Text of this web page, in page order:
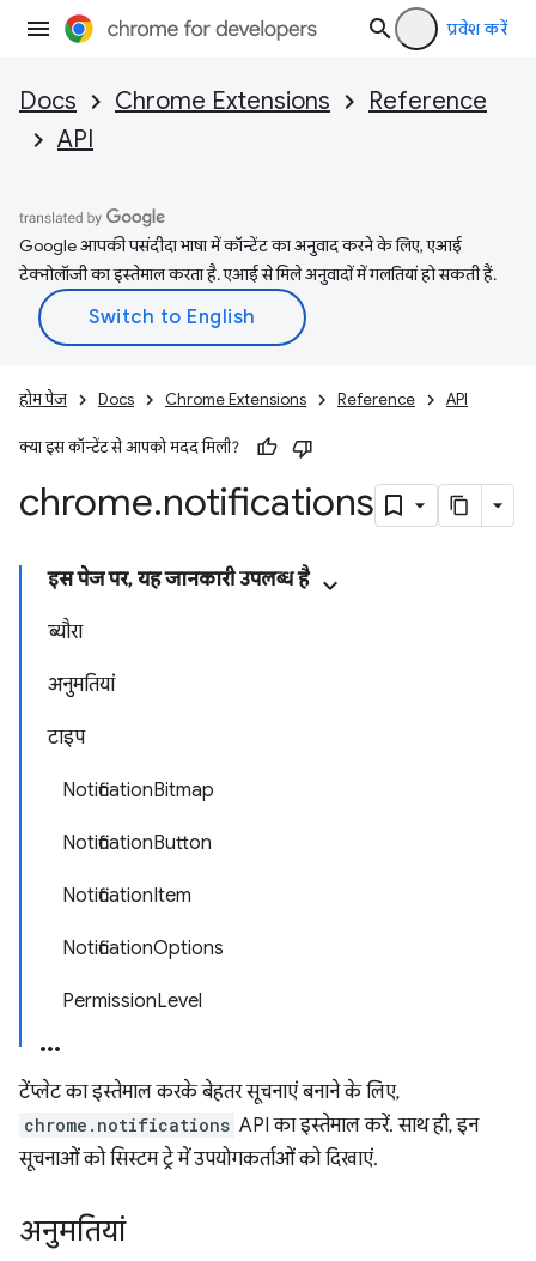
प्रवेश करें
Docs Chrome Extensions
Reference
API
Google आपकी पसंदीदा भाषा में कॉन्टेंट का अनुवाद करने के लिए, एआई
टेक्नोलॉजी का इस्तेमाल करता है. एआई से मिले अनुवादों में गलतियां हो सकती हैं.
होम पेज Docs Chrome Extensions Reference API
क्या इस कॉन्टेंट से आपको मदद मिली?
chrome.notifications
इस पेज पर, यह जानकारी उपलब्ध है
ब्यौरा
अनुमतियां
टाइप
NotificationBitmap
NotificationButton
NotificationItem
NotificationOptions
PermissionLevel
टेंप्लेट का इस्तेमाल करके बेहतर सूचनाएं बनाने के लिए,
chrome.notifications API का इस्तेमाल करें. साथ ही, इन
सूचनाओं को सिस्टम ट्रे में उपयोगकर्ताओं को दिखाएं.
अनुमतियां